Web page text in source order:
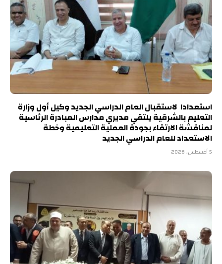
استعدادا لاستقبال العام الدراسي الجديد وكيل أول وزارة
التعليم بالشرقية يلتقي مديري مدارس المبادرة الرئاسية
لمناقشة الارتقاء بجودة العملية التعليمية وخطة
الاستعداد للعام الدراسي الجديد
5 أغسطس، 2026